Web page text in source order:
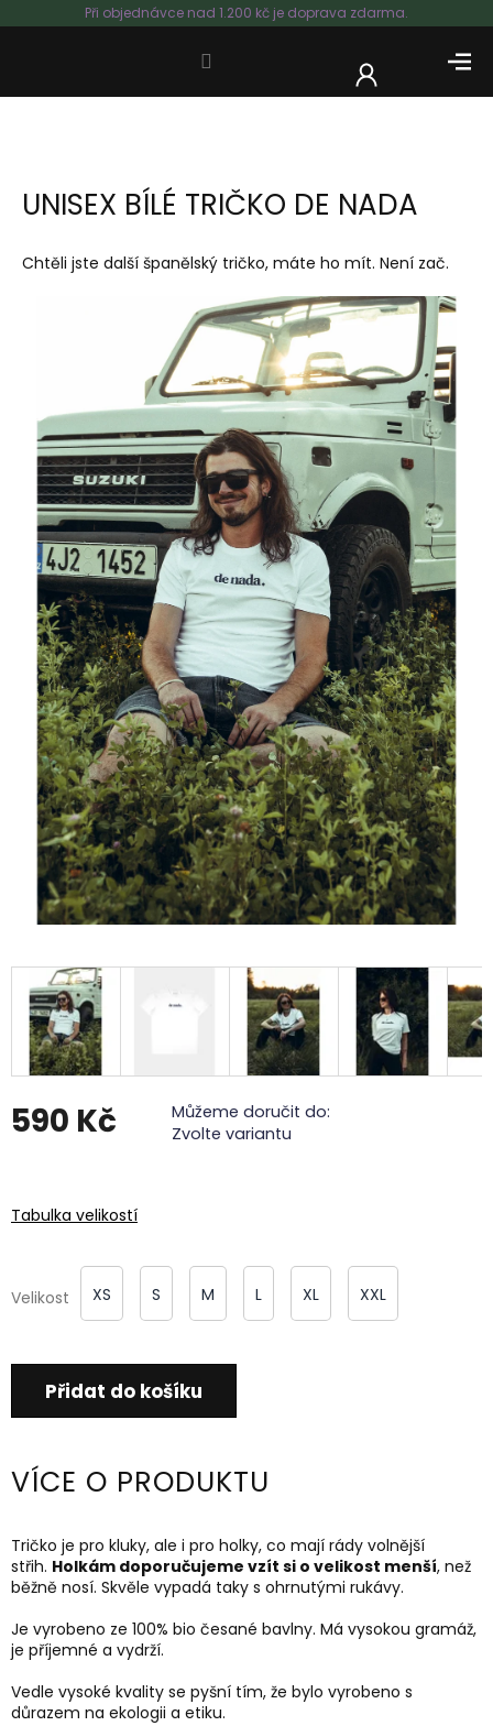
na
Při objednávce nad 1.200 kč je doprava zdarma.
UNISEX BÍLÉ TRIČKO DE NADA
Chtěli jste další španělský tričko, máte ho mít. Není zač.
590 Kč
Můžeme doručit do:
Zvolte variantu
Tabulka velikostí
Velikost XS S M L XL XXL
Přidat do košíku
VÍCE O PRODUKTU
Tričko je pro kluky, ale i pro holky, co mají rády volnější
střih. Holkám doporučujeme vzít si o velikost menší, než
běžně nosí. Skvěle vypadá taky s ohrnutými rukávy.
Je vyrobeno ze 100% bio česané bavlny. Má vysokou gramáž,
je příjemné a vydrží.
Vedle vysoké kvality se pyšní tím, že bylo vyrobeno s
důrazem na ekologii a etiku.